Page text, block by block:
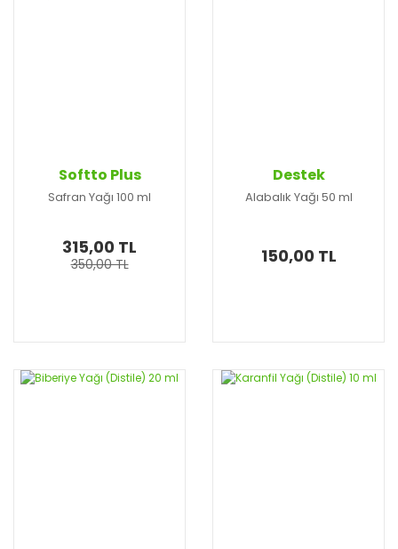
Softto Plus
Safran Yağı 100 ml
315,00 TL
350,00 TL
Destek
Alabalık Yağı 50 ml
150,00 TL